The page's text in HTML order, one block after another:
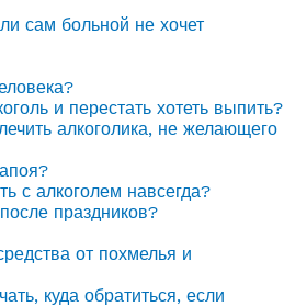
сам больной не хочет
и перестать хотеть выпить?
алкоголика, не желающего
с алкоголем навсегда?
праздников?
от похмелья и
куда обратиться, если